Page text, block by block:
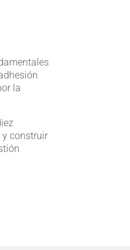
la
y construir